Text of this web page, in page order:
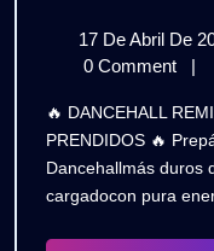
🔊
|
17 De Abril De
0 Comment
|
🔥 DANCEHALL REMIX 2026 🔊 | PACK VOL.1LOS MÁS
PRENDIDOS 🔥
Dancehallmás duros
cargadocon pura